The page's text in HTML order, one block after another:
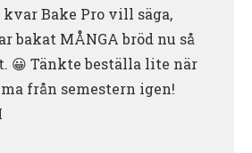
kvar Bake Pro vill säga,
bakat MÅNGA bröd nu så
😀 Tänkte beställa lite när
från semestern igen!